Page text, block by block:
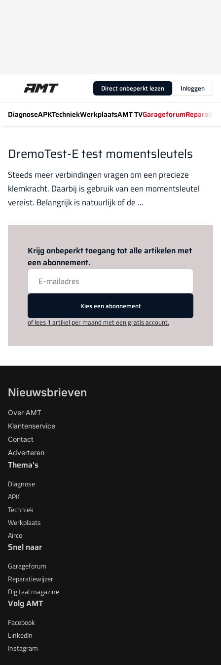
Direct onbeperkt lezen Inloggen
DiagnoseAPKTechniekWerkplaatsAMT TVGarageforum
DremoTest-E test momentsleutels
Steeds meer verbindingen vragen om een precieze
klemkracht. Daarbij is gebruik van een momentsleutel
vereist. Belangrijk is natuurlijk of de ...
Krijg onbeperkt toegang tot alle artikelen met
een abonnement.
Kies een abonnement
of lees 1 artikel per maand met een gratis account.
Nieuwsbrieven
Over AMT
Klantenservice
Contact
Adverteren
Thema's
Diagnose
APK
Techniek
Werkplaats
Airco
Snel naar
Garageforum
Reparatiewijzer
Digitaal magazine
Volg AMT
Facebook
LinkedIn
Instagram